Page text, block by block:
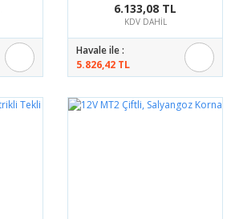
6.133,08 TL
KDV DAHİL
Havale ile :
5.826,42 TL